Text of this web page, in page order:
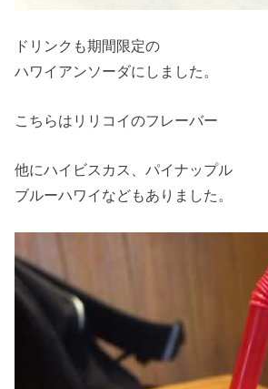
ドリンクも期間限定の
ハワイアンソーダにしました。
こちらはリリコイのフレーバー
他にハイビスカス、パイナップル
ブルーハワイなどもありました。